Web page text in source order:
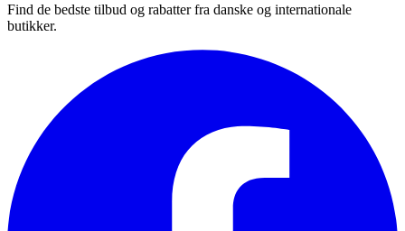
Find de bedste tilbud og rabatter fra danske og internationale
butikker.